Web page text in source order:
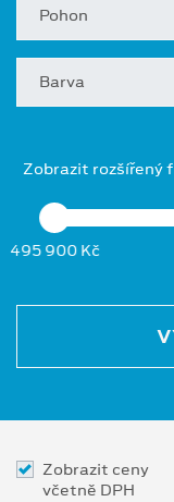
Pohon
Barva
Zobrazit rozšířený
495 900 Kč
Zobrazit ceny
včetně DPH